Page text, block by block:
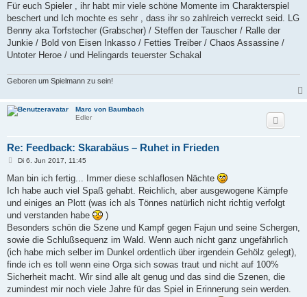
Für euch Spieler , ihr habt mir viele schöne Momente im Charakterspiel
beschert und Ich mochte es sehr , dass ihr so zahlreich verreckt seid. LG
Benny aka Torfstecher (Grabscher) / Steffen der Tauscher / Ralle der
Junkie / Bold von Eisen Inkasso / Fetties Treiber / Chaos Assassine /
Untoter Heroe / und Helingards teuerster Schakal
Geboren um Spielmann zu sein!
Marc von Baumbach
Edler
Re: Feedback: Skarabäus – Ruhet in Frieden
B
i
r
a
Di 6. Jun 2017, 11:45
Man bin ich fertig... Immer diese schlaflosen Nächte
Ich habe auch viel Spaß gehabt. Reichlich, aber ausgewogene Kämpfe
und einiges an Plott (was ich als Tönnes natürlich nicht richtig verfolgt
und verstanden habe
)
Besonders schön die Szene und Kampf gegen Fajun und seine Schergen,
sowie die Schlußsequenz im Wald. Wenn auch nicht ganz ungefährlich
(ich habe mich selber im Dunkel ordentlich über irgendein Gehölz gelegt),
finde ich es toll wenn eine Orga sich sowas traut und nicht auf 100%
Sicherheit macht. Wir sind alle alt genug und das sind die Szenen, die
zumindest mir noch viele Jahre für das Spiel in Erinnerung sein werden.